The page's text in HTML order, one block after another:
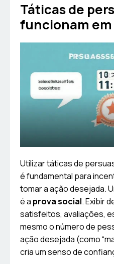
Táticas de
funcionam
Utilizar táticas de
é fundamental para
tomar a ação desejada.
é a prova social. Exibir
satisfeitos, avaliações,
mesmo o número de
ação desejada (como
cria um senso de